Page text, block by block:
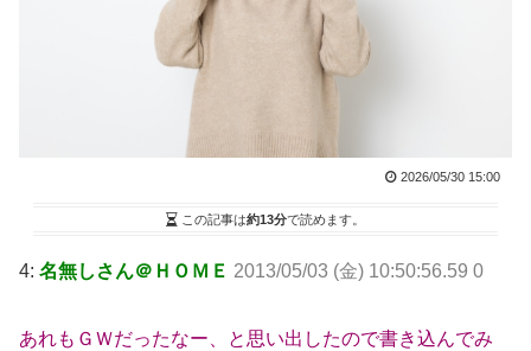
2026/05/30 15:00
この記事は約13分で読めます。
4: 名無しさん＠ＨＯＭＥ 2013/05/03 (金) 10:50:56.59 0
あれもＧＷだったなー、と思い出したので書き込んでみ